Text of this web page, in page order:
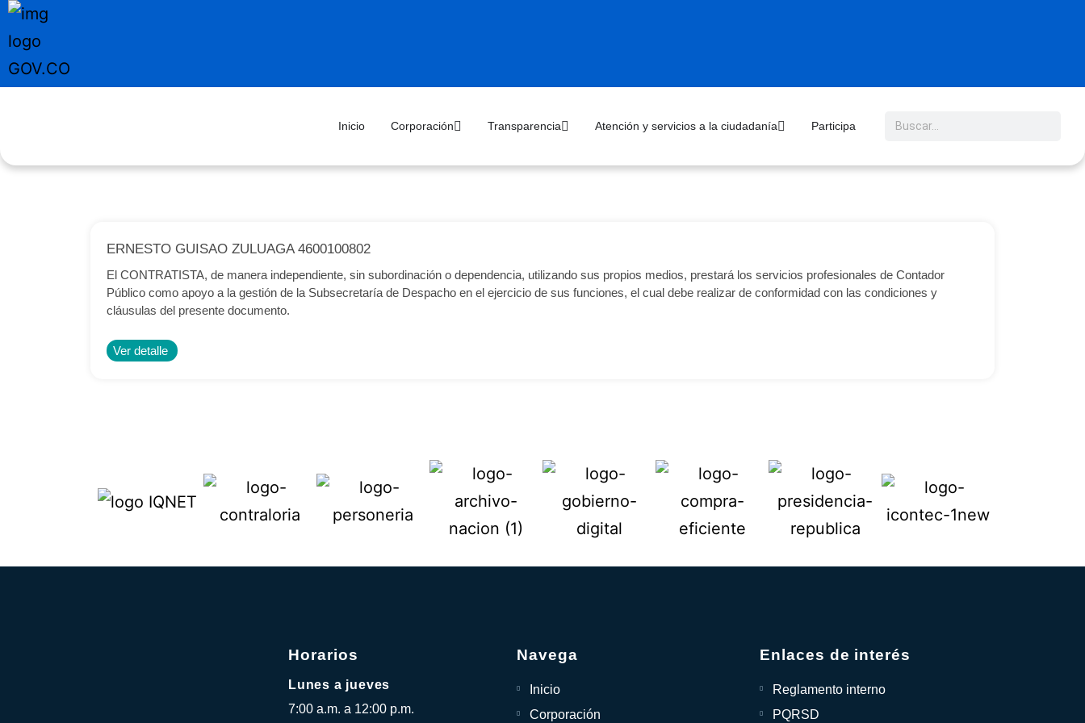
Inicio Corporación Transparencia Atención y servicios a la ciudadanía Participa
ERNESTO GUISAO ZULUAGA 4600100802
El CONTRATISTA, de manera independiente, sin subordinación o dependencia, utilizando sus propios medios, prestará los servicios profesionales de Contador
Público como apoyo a la gestión de la Subsecretaría de Despacho en el ejercicio de sus funciones, el cual debe realizar de conformidad con las condiciones y
cláusulas del presente documento.
Ver detalle
Horarios
Lunes a jueves
7:00 a.m. a 12:00 p.m.
Navega
Inicio
Corporación
Enlaces de interés
Reglamento interno
PQRSD